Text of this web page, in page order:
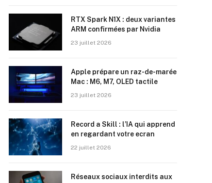
RTX Spark N1X : deux variantes
ARM confirmées par Nvidia
23 juillet 2026
Apple prépare un raz-de-marée
Mac : M6, M7, OLED tactile
23 juillet 2026
Record a Skill : l’IA qui apprend
en regardant votre ecran
22 juillet 2026
Réseaux sociaux interdits aux